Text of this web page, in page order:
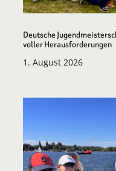
Deutsche
voller Herausforderungen
1. August 2026